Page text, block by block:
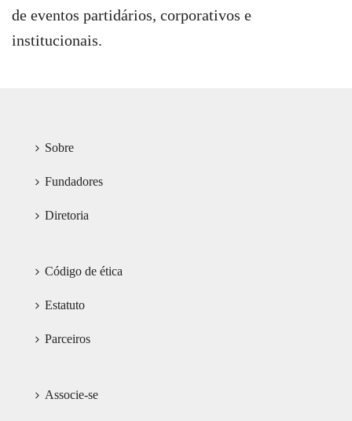
de eventos partidários, corporativos e
institucionais.
Sobre
Fundadores
Diretoria
Código de ética
Estatuto
Parceiros
Associe-se